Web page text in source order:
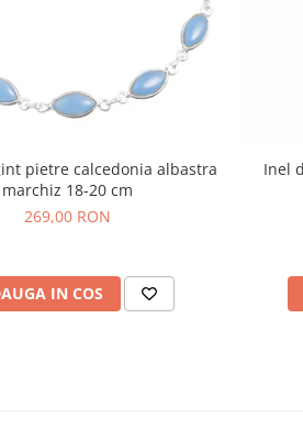
pietre calcedonia albastra
marchiz 18-20 cm
269,00 RON
IN COS
Inel